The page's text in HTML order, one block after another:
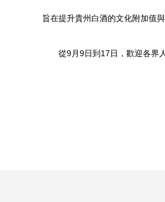
旨在提升貴州白酒的文化附加值
從9月9日到17日，歡迎各界